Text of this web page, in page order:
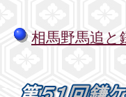
相馬野馬追と